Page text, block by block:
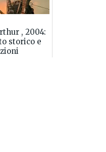
, 2004:
storico e